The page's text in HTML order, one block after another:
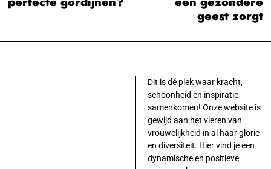
geest zorgt
Dit is dé plek waar kracht,
schoonheid en inspiratie
samenkomen! Onze website is
gewijd aan het vieren van
vrouwelijkheid in al haar glorie
en diversiteit. Hier vind je een
dynamische en positieve